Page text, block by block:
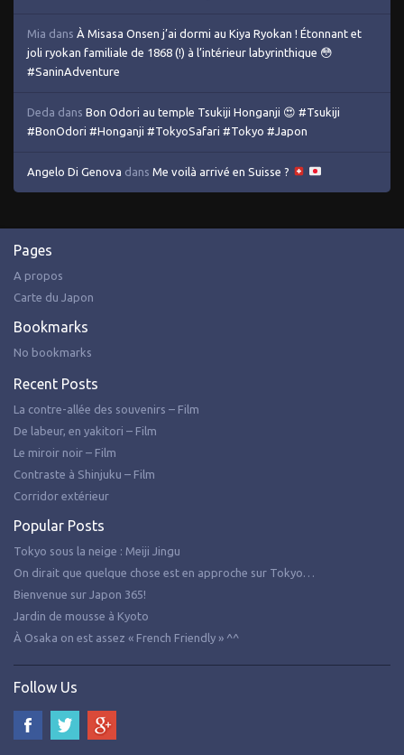
Mia dans À Misasa Onsen j’ai dormi au Kiya Ryokan ! Étonnant et
joli ryokan familiale de 1868 (!) à l’intérieur labyrinthique 😳
#SaninAdventure
Deda dans Bon Odori au temple Tsukiji Honganji 😍 #Tsukiji
#BonOdori #Honganji #TokyoSafari #Tokyo #Japon
Angelo Di Genova dans Me voilà arrivé en Suisse ?
Pages
A propos
Carte du Japon
Bookmarks
No bookmarks
Recent Posts
La contre-allée des souvenirs – Film
De labeur, en yakitori – Film
Le miroir noir – Film
Contraste à Shinjuku – Film
Corridor extérieur
Popular Posts
Tokyo sous la neige : Meiji Jingu
On dirait que quelque chose est en approche sur Tokyo…
Bienvenue sur Japon 365!
Jardin de mousse à Kyoto
À Osaka on est assez « French Friendly » ^^
Follow Us